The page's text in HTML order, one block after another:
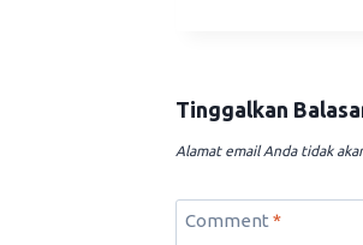
Tinggalkan
Alamat email Anda tidak
Comment *